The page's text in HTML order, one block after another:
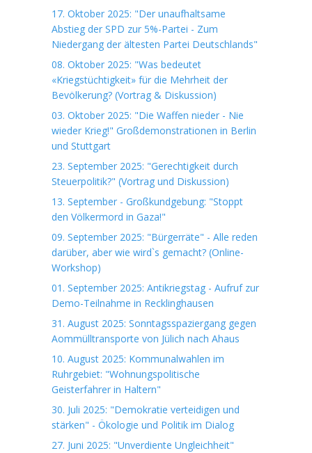
17. Oktober 2025: "Der unaufhaltsame
Abstieg der SPD zur 5%-Partei - Zum
Niedergang der ältesten Partei Deutschlands"
08. Oktober 2025: "Was bedeutet
«Kriegstüchtigkeit» für die Mehrheit der
Bevölkerung? (Vortrag & Diskussion)
03. Oktober 2025: "Die Waffen nieder - Nie
wieder Krieg!" Großdemonstrationen in Berlin
und Stuttgart
23. September 2025: "Gerechtigkeit durch
Steuerpolitik?" (Vortrag und Diskussion)
13. September - Großkundgebung: "Stoppt
den Völkermord in Gaza!"
09. September 2025: "Bürgerräte" - Alle reden
darüber, aber wie wird`s gemacht? (Online-
Workshop)
01. September 2025: Antikriegstag - Aufruf zur
Demo-Teilnahme in Recklinghausen
31. August 2025: Sonntagsspaziergang gegen
Aommülltransporte von Jülich nach Ahaus
10. August 2025: Kommunalwahlen im
Ruhrgebiet: "Wohnungspolitische
Geisterfahrer in Haltern"
30. Juli 2025: "Demokratie verteidigen und
stärken" - Ökologie und Politik im Dialog
27. Juni 2025: "Unverdiente Ungleichheit"